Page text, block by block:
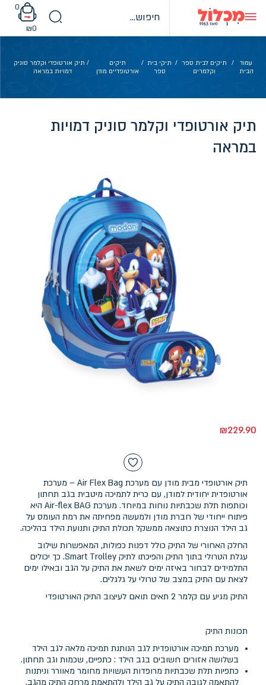
content
0
₪0
עמוד
הבית
/
תיקים לבית ספר
וקלמרים
/ תיקי בית
ספר
/
תיקים
אורטופדיים מודן
/ תיק אורטופדי וקלמר סוניק
דמויות במראה
תיק אורטופדי וקלמר סוניק דמויות
במראה
₪229.90
תיק אורטופדי מבית מודן עם מערכת Air Flex Bag – מערכת
אורטופדית יחודית למודן, עם כרית לתמיכה מיטבית בגב תחתון
וכותפות תלת שכבתיות נוחות במיוחד. מערכת Air-flex BAG היא
פיתוח ייחודי של חברת מודן ולמעשה מפחיתה את רמת העומס על
גב הילד הנוצרת כתוצאה ממשקל תכולת התיק ותנועת הילד בהליכה.
החלק האחורי של התיק כולל דפנות כפולות, המאפשרות שילוב
עגלת הטרולי בתוך התיק והפיכתו לתיק Smart Trolley. כך יכולים
התלמידים לבחור באיזה ימים לשאת את התיק על הגב ובאילו ימים
לצאת עם התיק במצב של טרולי על גלגלים.
התיק מגיע עם קלמר 2 תאים תואם לעיצוב התיק האורטופדי
תכונות התיק
מערכת תמיכה אורטופדית לגב הנותנת תמיכה מלאה לגב הילד
בשלושה אזורים חשובים בגב הילד : כתפיים, שכמות וגב תחתון.
כתפיות תלת שכבתיות מרופדות העשויות מחומר מאוורר וניתנות
להתאמה לגובה התיק על גב הילד ולהתאמת מרחק התיק מהגב.